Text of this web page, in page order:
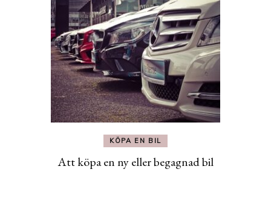
KÖPA EN BIL
Att köpa en ny eller begagnad bil